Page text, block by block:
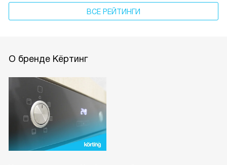
ВСЕ РЕЙТИНГИ
О бренде Кёртинг